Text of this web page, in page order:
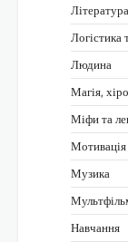
Логістика
Людина
Магія,
Міфи та
Музика
Навчання